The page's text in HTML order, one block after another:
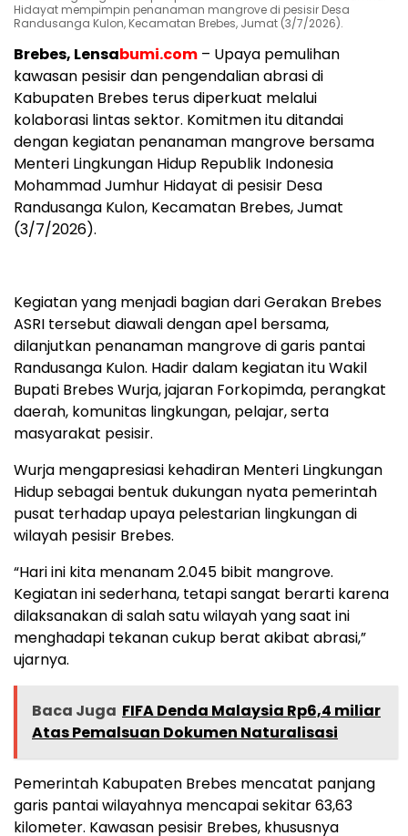
Hidayat mempimpin penanaman mangrove di pesisir Desa
Randusanga Kulon, Kecamatan Brebes, Jumat (3/7/2026).
Brebes, Lensabumi.com – Upaya pemulihan
kawasan pesisir dan pengendalian abrasi di
Kabupaten Brebes terus diperkuat melalui
kolaborasi lintas sektor. Komitmen itu ditandai
dengan kegiatan penanaman mangrove bersama
Menteri Lingkungan Hidup Republik Indonesia
Mohammad Jumhur Hidayat di pesisir Desa
Randusanga Kulon, Kecamatan Brebes, Jumat
(3/7/2026).
Kegiatan yang menjadi bagian dari Gerakan Brebes
ASRI tersebut diawali dengan apel bersama,
dilanjutkan penanaman mangrove di garis pantai
Randusanga Kulon. Hadir dalam kegiatan itu Wakil
Bupati Brebes Wurja, jajaran Forkopimda, perangkat
daerah, komunitas lingkungan, pelajar, serta
masyarakat pesisir.
Wurja mengapresiasi kehadiran Menteri Lingkungan
Hidup sebagai bentuk dukungan nyata pemerintah
pusat terhadap upaya pelestarian lingkungan di
wilayah pesisir Brebes.
“Hari ini kita menanam 2.045 bibit mangrove.
Kegiatan ini sederhana, tetapi sangat berarti karena
dilaksanakan di salah satu wilayah yang saat ini
menghadapi tekanan cukup berat akibat abrasi,”
ujarnya.
Baca Juga FIFA Denda Malaysia Rp6,4 miliar
Atas Pemalsuan Dokumen Naturalisasi
Pemerintah Kabupaten Brebes mencatat panjang
garis pantai wilayahnya mencapai sekitar 63,63
kilometer. Kawasan pesisir Brebes, khususnya